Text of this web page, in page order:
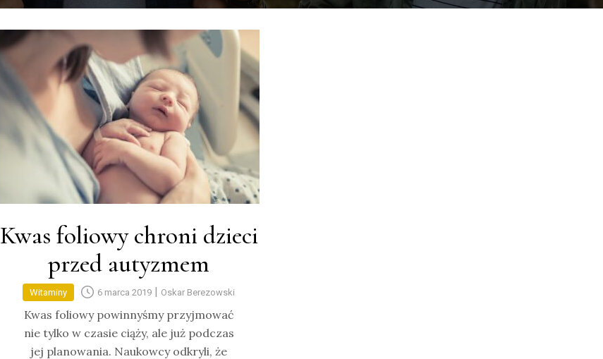
Kwas foliowy chroni dzieci
przed autyzmem
Witaminy 6 marca 2019 | Oskar Berezowski
Kwas foliowy powinnyśmy przyjmować
nie tylko w czasie ciąży, ale już podczas
jej planowania. Naukowcy odkryli, że